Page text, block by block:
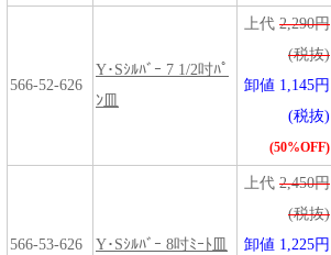
566-52-626
Y･Sｼﾙﾊﾞｰ 7 1/2吋ﾊﾟ
ﾝ皿
上代 2,290円
(税抜)
卸値 1,145円
(税抜)
(50%OFF)
566-53-626 Y･Sｼﾙﾊﾞｰ 8吋ﾐｰﾄ皿
上代 2,450円
(税抜)
卸値 1,225円